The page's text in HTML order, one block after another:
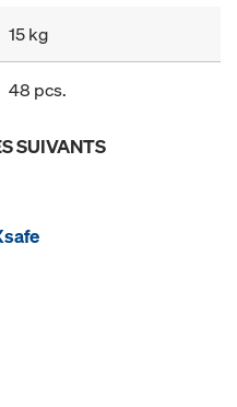
15 kg
48 pcs.
SUIVANTS